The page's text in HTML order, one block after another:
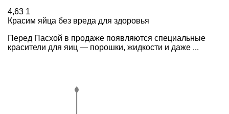
4,63 1
Красим яйца без вреда для здоровья
Перед Пасхой в продаже появляются специальные
красители для яиц — порошки, жидкости и даже ...